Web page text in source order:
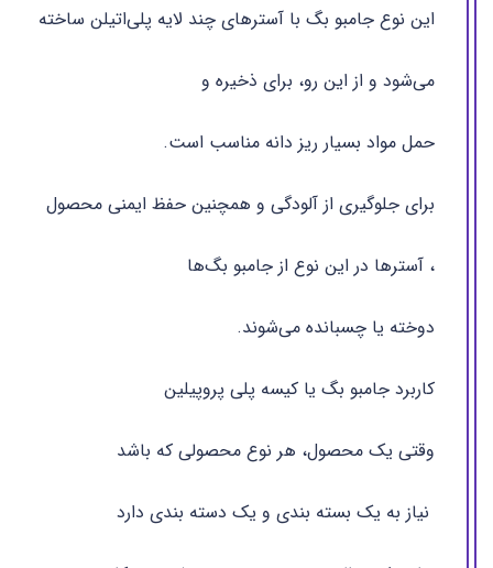
این نوع جامبو بگ با آسترهای چند لایه پلی‌اتیلن ساخته
می‌شود و از این رو، برای ذخیره و
حمل مواد بسیار ریز دانه مناسب است.
برای جلوگیری از آلودگی و همچنین حفظ ایمنی محصول
، آسترها در این نوع از جامبو بگ‌ها
دوخته یا چسبانده می‌شوند.
کاربرد جامبو بگ یا کیسه پلی پروپیلین
وقتی یک محصول، هر نوع محصولی که باشد
نیاز به یک بسته بندی و یک دسته بندی دارد